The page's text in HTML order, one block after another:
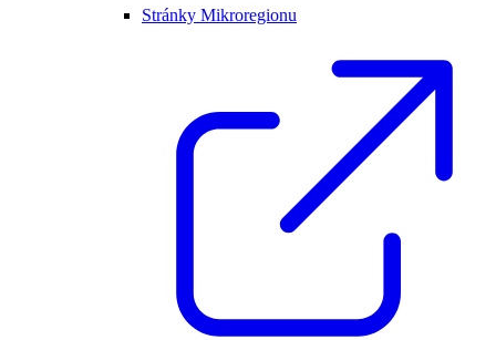
Stránky Mikroregionu